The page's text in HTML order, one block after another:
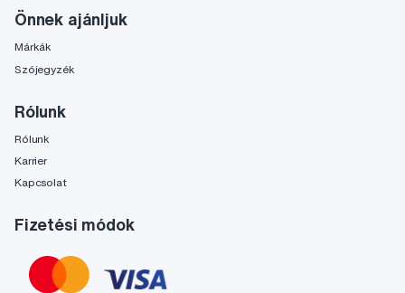
Önnek ajánljuk
Márkák
Szójegyzék
Rólunk
Rólunk
Karrier
Kapcsolat
Fizetési módok